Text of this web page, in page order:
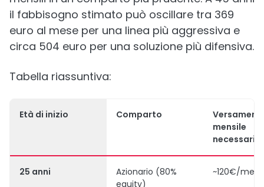
il fabbisogno stimato può oscillare tra 369
euro al mese per una linea più aggressiva e
circa 504 euro per una soluzione più difensiva.
Tabella riassuntiva:
Età di inizio Comparto
mensile
necessario
25 anni
Azionario (80%
equity)
~120€/mese